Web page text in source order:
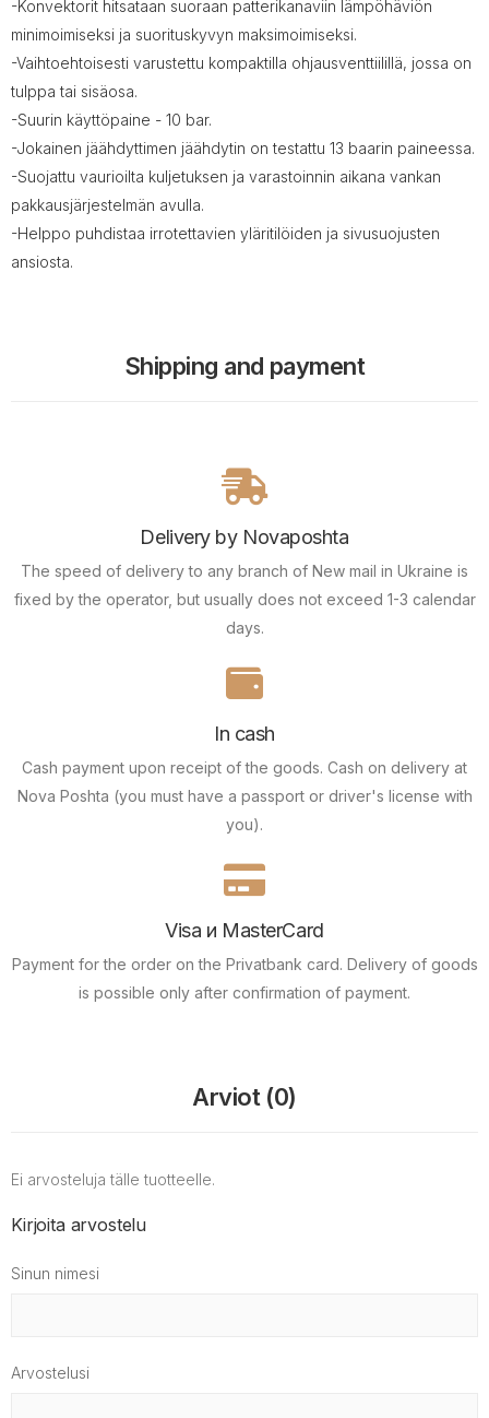
-Konvektorit hitsataan suoraan patterikanaviin lämpöhäviön
minimoimiseksi ja suorituskyvyn maksimoimiseksi.
-Vaihtoehtoisesti varustettu kompaktilla ohjausventtiilillä, jossa on
tulppa tai sisäosa.
-Suurin käyttöpaine - 10 bar.
-Jokainen jäähdyttimen jäähdytin on testattu 13 baarin paineessa.
-Suojattu vaurioilta kuljetuksen ja varastoinnin aikana vankan
pakkausjärjestelmän avulla.
-Helppo puhdistaa irrotettavien yläritilöiden ja sivusuojusten
ansiosta.
Shipping and payment
Delivery by Novaposhta
The speed of delivery to any branch of New mail in Ukraine is
fixed by the operator, but usually does not exceed 1-3 calendar
days.
In cash
Cash payment upon receipt of the goods. Cash on delivery at
Nova Poshta (you must have a passport or driver's license with
you).
Visa и MasterCard
Payment for the order on the Privatbank card. Delivery of goods
is possible only after confirmation of payment.
Arviot (0)
Ei arvosteluja tälle tuotteelle.
Kirjoita arvostelu
Sinun nimesi
Arvostelusi